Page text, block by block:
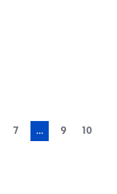
7 ... 9 10